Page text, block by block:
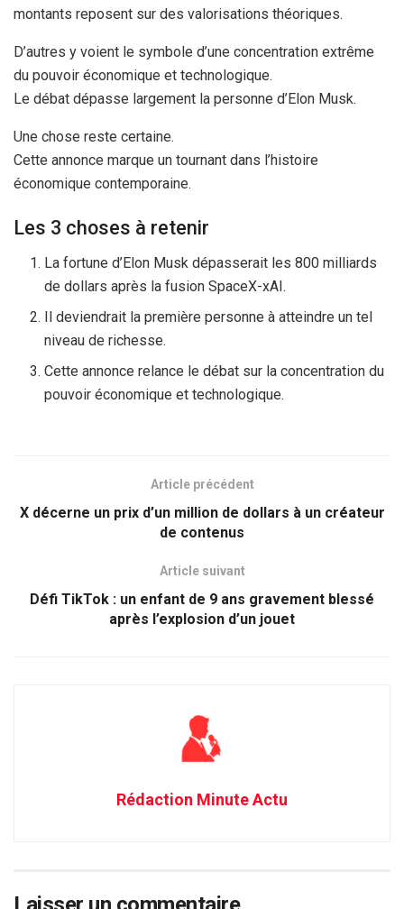
montants reposent sur des valorisations théoriques.
D’autres y voient le symbole d’une concentration extrême
du pouvoir économique et technologique.
Le débat dépasse largement la personne d’Elon Musk.
Une chose reste certaine.
Cette annonce marque un tournant dans l’histoire
économique contemporaine.
Les 3 choses à retenir
La fortune d’Elon Musk dépasserait les 800 milliards
de dollars après la fusion SpaceX-xAI.
Il deviendrait la première personne à atteindre un tel
niveau de richesse.
Cette annonce relance le débat sur la concentration du
pouvoir économique et technologique.
Article précédent
X décerne un prix d’un million de dollars à un créateur
de contenus
Article suivant
Défi TikTok : un enfant de 9 ans gravement blessé
après l’explosion d’un jouet
Rédaction Minute Actu